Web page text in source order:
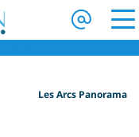
הקלידו שם מדינה ובחרו יעד
Les Arcs Panorama